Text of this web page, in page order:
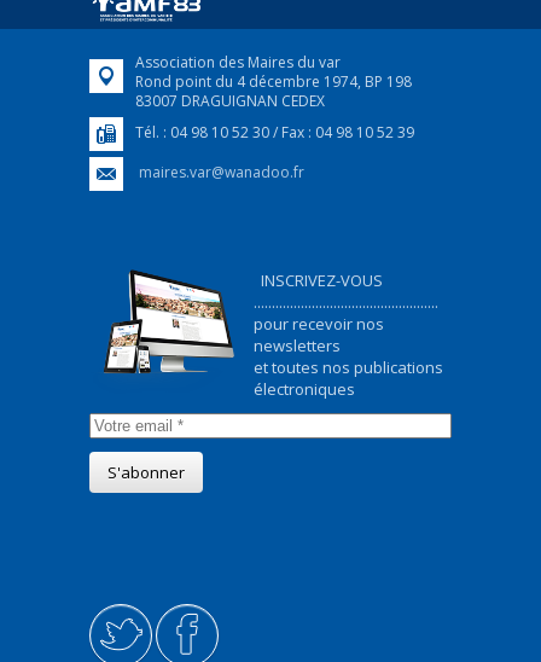
FEUILLETER
Association des Maires du var
Rond point du 4 décembre 1974, BP 198
83007 DRAGUIGNAN CEDEX
Tél. : 04 98 10 52 30 / Fax : 04 98 10 52 39
maires.var@wanadoo.fr
INSCRIVEZ-VOUS
...................................................
pour recevoir nos
newsletters
et toutes nos publications
électroniques